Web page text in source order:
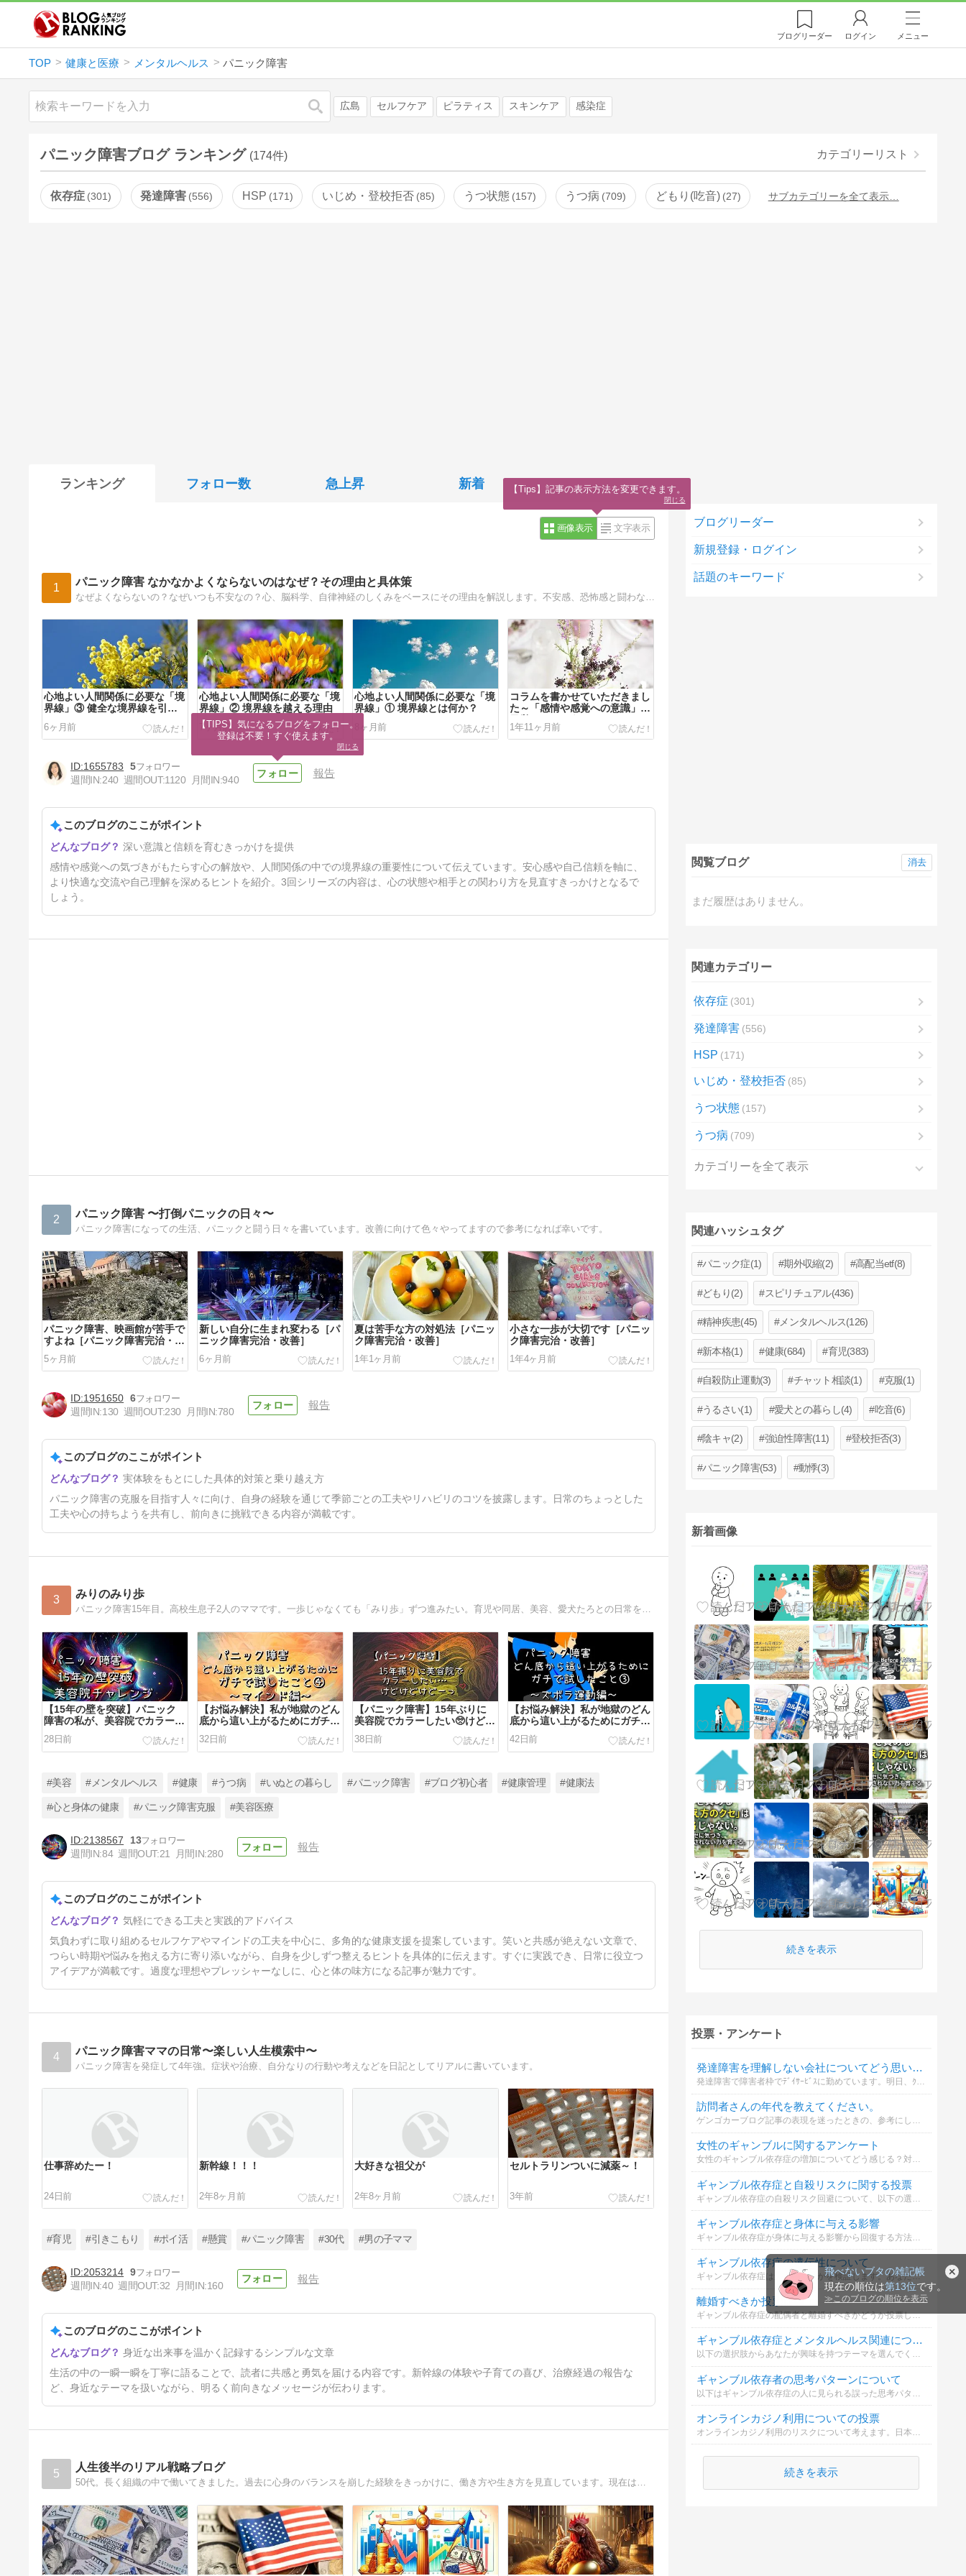
飛べないブタの雑記帳
現在の順位は第13位です。
≫ このブログの順位を表示
ブログリーダー ログイン メニュー
TOP 健康と医療 メンタルヘルス パニック障害
検索 広島 セルフケア ピラティス スキンケア 感染症
パニック障害ブログ ランキング (174件) カテゴリーリスト
依存症 301 発達障害 556 HSP 171 いじめ・登校拒否 85 うつ状態 157 うつ病 709 どもり(吃音) 27 サブカテゴリーを全て表示…
ランキング フォロー数 急上昇 新着
画像表示 文字表示
1 パニック障害 なかなかよくならないのはなぜ？その理由と具体策
心地よい人間関係に必要な「境
界線」③ 健全な境界線を引く
6ヶ月前
心地よい人間関係に必要な「境
界線」② 境界線を越える理由
7ヶ月前
心地よい人間関係に必要な「境
界線」① 境界線とは何か？
8ヶ月前
コラムを書かせていただきまし
た～「感情や感覚への意識」を
目覚めさせよう
1年11ヶ月前
1655783
5
週間IN:240 週間OUT:1120 月間IN:940
報告
このブログのここがポイント
深い意識と信頼を育むきっかけを提供
感情や感覚への気づきがもたらす心の解放や、人間関係の中での境界線の重要性について伝えています。安心感や自己信頼を軸に、
より快適な交流や自己理解を深めるヒントを紹介。3回シリーズの内容は、心の状態や相手との関わり方を見直すきっかけとなるで
しょう。
2 パニック障害 〜打倒パニックの日々〜
パニック障害になっての生活、パニックと闘う日々を書いています。改善に向けて色々やってますので参考になれば幸いです。
パニック障害、映画館が苦手で
すよね［パニック障害完治・改
5ヶ月前
新しい自分に生まれ変わる［パ
ニック障害完治・改善］
6ヶ月前
夏は苦手な方の対処法［パニッ
ク障害完治・改善］
1年1ヶ月前
小さな一歩が大切です［パニッ
ク障害完治・改善］
1年4ヶ月前
質問などお聞きします［パニッ
ク障害完治・改善］
1年8ヶ月前
1951650 6
週間IN:130 週間OUT:230 月間IN:780
報告
このブログのここがポイント
実体験をもとにした具体的対策と乗り越え方
パニック障害の克服を目指す人々に向け、自身の経験を通じて季節ごとの工夫やリハビリのコツを披露します。日常のちょっとした
工夫や心の持ちようを共有し、前向きに挑戦できる内容が満載です。
3 みりのみり歩
【15年の壁を突破】パニック
障害の私が、美容院でカラーに
挑戦できた理由と当日のリアル
な裏側
28日前
【お悩み解決】私が地獄のどん
底から這い上がるためにガチで
試したこと④〜マインド編〜
32日前
【パニック障害】15年ぶりに
美容院でカラーしたい🥺けどけ
どけどーーー…予約画面でチキ
ン化する私🐔
38日前
【お悩み解決】私が地獄のどん
底から這い上がるためにガチで
試したこと③〜ズボラ運動編〜
42日前
【お悩み解決】私が地獄のどん
底から這い上がるためにガチで
ボ編〜
#美容 #メンタルヘルス #健康 #うつ病 #いぬとの暮らし #パニック障害 #ブログ初心者 #健康管理 #健康法
#心と身体の健康 #パニック障害克服 #美容医療
2138567
13
週間IN:84 週間OUT:21 月間IN:280
報告
このブログのここがポイント
気軽にできる工夫と実践的アドバイス
気負わずに取り組めるセルフケアやマインドの工夫を中心に、多角的な健康支援を提案しています。笑いと共感が絶えない文章で、
つらい時期や悩みを抱える方に寄り添いながら、自身を少しずつ整えるヒントを具体的に伝えます。すぐに実践でき、日常に役立つ
アイデアが満載です。過度な理想やプレッシャーなしに、心と体の味方になる記事が魅力です。
4 パニック障害ママの日常〜楽しい人生模索中〜
パニック障害を発症して4年強。症状や治療、自分なりの行動や考えなどを日記としてリアルに書いています。
仕事辞めたー！
24日前
新幹線！！！
2年8ヶ月前
大好きな祖父が
2年8ヶ月前
セルトラリンついに減薬～！
3年前
3年前
#育児 #引きこもり #ポイ活 #懸賞 #パニック障害 #30代 #男の子ママ
2053214 9
週間IN:40 週間OUT:32 月間IN:160
報告
このブログのここがポイント
身近な出来事を温かく記録するシンプルな文章
生活の中の一瞬一瞬を丁寧に語ることで、読者に共感と勇気を届ける内容です。新幹線の体験や子育ての喜び、治療経過の報告な
ど、身近なテーマを扱いながら、明るく前向きなメッセージが伝わります。
5 人生後半のリアル戦略ブログ
50代。長く組織の中で働いてきました。過去に心身のバランスを崩した経験をきっかけに、働き方や生き方を見直しています。現在は資産運用を軸に、人生後半の再構築に取り組んでいます。
ブログリーダー
新規登録・ログイン
話題のキーワード
閲覧ブログ
まだ履歴はありません。
消去
関連カテゴリー
依存症 301
発達障害 556
HSP 171
いじめ・登校拒否 85
うつ状態 157
うつ病 709
カテゴリーを全て表示
関連ハッシュタグ
パニック症(1) 期外収縮(2) 高配当etf(8)
どもり(2) スピリチュアル(436)
精神疾患(45) メンタルヘルス(126)
新本格(1) 健康(684) 育児(383)
自殺防止運動(3) チャット相談(1) 克服(1)
うるさい(1) 愛犬との暮らし(4) 吃音(6)
陰キャ(2) 強迫性障害(11) 登校拒否(3)
パニック障害(53) 動悸(3)
新着画像
続きを表示
投票・アンケート
発達障害を理解しない会社についてどう思いますか？
発達障害で障害者枠でﾃﾞｲｻｰﾋﾞｽに勤めています。明日、ｸｿ工事が来るそうでパニクり確実であり、臨時休業にして欲しいのですが強行営業で私も勿論、出勤。障害者虐待としか思えません。
訪問者さんの年代を教えてください。
ゲンゴカーブログ記事の表現を迷ったときの、参考にします。教えていただけるととても助かります。
女性のギャンブルに関するアンケート
女性のギャンブル依存症の増加についてどう感じる？対策はどうあるべきか考えよう
ギャンブル依存症と自殺リスクに関する投票
ギャンブル依存症と身体に与える影響
ギャンブル依存症の遺伝性について
ギャンブル依存症は遺伝するのかを検証します。あなたの意見を教えてください。
離婚すべきか投票
ギャンブル依存症の配偶者と離婚すべきかどうか投票してください
ギャンブル依存症とメンタルヘルス関連について
以下の選択肢からあなたが興味を持つテーマを選んでください。
ギャンブル依存者の思考パターンについて
オンラインカジノ利用についての投票
続きを表示
【TIPS】気になるブログをフォロー。
登録は不要！すぐ使えます。
閉じる
【Tips】記事の表示方法を変更できます。
閉じる